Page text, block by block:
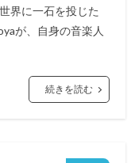
界に一石を投じた
が、自身の音楽人
続きを読む